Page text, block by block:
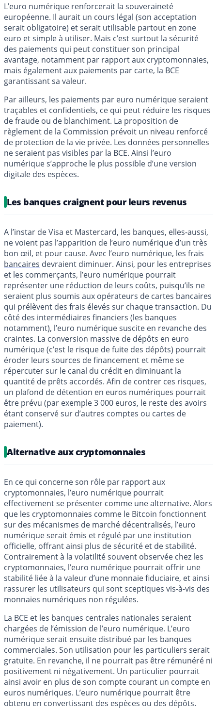
L’euro numérique renforcerait la souveraineté
européenne. Il aurait un cours légal (son acceptation
serait obligatoire) et serait utilisable partout en zone
euro et simple à utiliser. Mais c’est surtout la sécurité
des paiements qui peut constituer son principal
avantage, notamment par rapport aux cryptomonnaies,
mais également aux paiements par carte, la BCE
garantissant sa valeur.
Par ailleurs, les paiements par euro numérique seraient
traçables et confidentiels, ce qui peut réduire les risques
de fraude ou de blanchiment. La proposition de
règlement de la Commission prévoit un niveau renforcé
de protection de la vie privée. Les données personnelles
ne seraient pas visibles par la BCE. Ainsi l’euro
numérique s’approche le plus possible d’une version
digitale des espèces.
Les banques craignent pour leurs revenus
A l’instar de Visa et Mastercard, les banques, elles-aussi,
ne voient pas l’apparition de l’euro numérique d’un très
bon œil, et pour cause. Avec l’euro numérique, les frais
bancaires devraient diminuer. Ainsi, pour les entreprises
et les commerçants, l’euro numérique pourrait
représenter une réduction de leurs coûts, puisqu’ils ne
seraient plus soumis aux opérateurs de cartes bancaires
qui prélèvent des frais élevés sur chaque transaction. Du
côté des intermédiaires financiers (les banques
notamment), l’euro numérique suscite en revanche des
craintes. La conversion massive de dépôts en euro
numérique (c’est le risque de fuite des dépôts) pourrait
éroder leurs sources de financement et même se
répercuter sur le canal du crédit en diminuant la
quantité de prêts accordés. Afin de contrer ces risques,
un plafond de détention en euros numériques pourrait
être prévu (par exemple 3 000 euros, le reste des avoirs
étant conservé sur d’autres comptes ou cartes de
paiement).
Alternative aux cryptomonnaies
En ce qui concerne son rôle par rapport aux
cryptomonnaies, l’euro numérique pourrait
effectivement se présenter comme une alternative. Alors
que les cryptomonnaies comme le Bitcoin fonctionnent
sur des mécanismes de marché décentralisés, l’euro
numérique serait émis et régulé par une institution
officielle, offrant ainsi plus de sécurité et de stabilité.
Contrairement à la volatilité souvent observée chez les
cryptomonnaies, l’euro numérique pourrait offrir une
stabilité liée à la valeur d’une monnaie fiduciaire, et ainsi
rassurer les utilisateurs qui sont sceptiques vis-à-vis des
monnaies numériques non régulées.
La BCE et les banques centrales nationales seraient
chargées de l’émission de l’euro numérique. L’euro
numérique serait ensuite distribué par les banques
commerciales. Son utilisation pour les particuliers serait
gratuite. En revanche, il ne pourrait pas être rémunéré ni
positivement ni négativement. Un particulier pourrait
ainsi avoir en plus de son compte courant un compte en
euros numériques. L’euro numérique pourrait être
obtenu en convertissant des espèces ou des dépôts.